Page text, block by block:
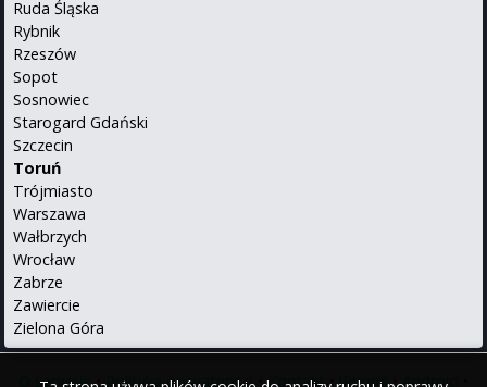
Ruda Śląska
Rybnik
Rzeszów
Sopot
Sosnowiec
Starogard Gdański
Szczecin
Toruń
Trójmiasto
Warszawa
Wałbrzych
Wrocław
Zabrze
Zawiercie
Zielona Góra
O serwisie•Polityka prywatności•Kontakt•iPhone•Android